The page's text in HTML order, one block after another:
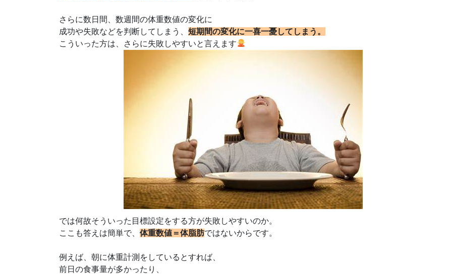
さらに数日間、数週間の体重数値の変化に
成功や失敗などを判断してしまう、 短期間の変化に一喜一憂してしまう。
こういった方は、さらに失敗しやすいと言えます
では何故そういった目標設定をする方が失敗しやすいのか。
ここも答えは簡単で、 体重数値＝体脂肪ではないからです。
例えば、朝に体重計測をしているとすれば、
前日の食事量が多かったり、